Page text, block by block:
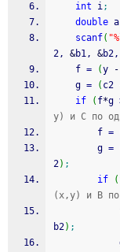
int i;
double
scanf(
2, &b1, &b2,
	f
= (y -
	g
= ( c2
if
( f*g
y) и C по
		f
=
		g
=
2) ;
if
(
(x,y) и B по
b2) ;